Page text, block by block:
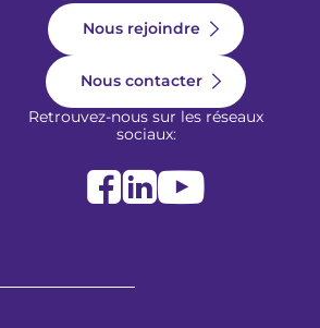
Nous rejoindre
Nous contacter
Retrouvez-nous sur les réseaux
sociaux: